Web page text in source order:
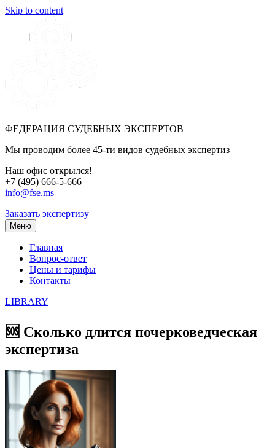
Skip to content
ФЕДЕРАЦИЯ СУДЕБНЫХ ЭКСПЕРТОВ
Мы проводим более 45-ти видов судебных экспертиз
Наш офис открылся!
+7 (495) 666-5-666
info@fse.ms
Заказать экспертизу
Меню
Главная
Вопрос-ответ
Цены и тарифы
Контакты
LIBRARY
🆘 Сколько длится почерковедческая
экспертиза